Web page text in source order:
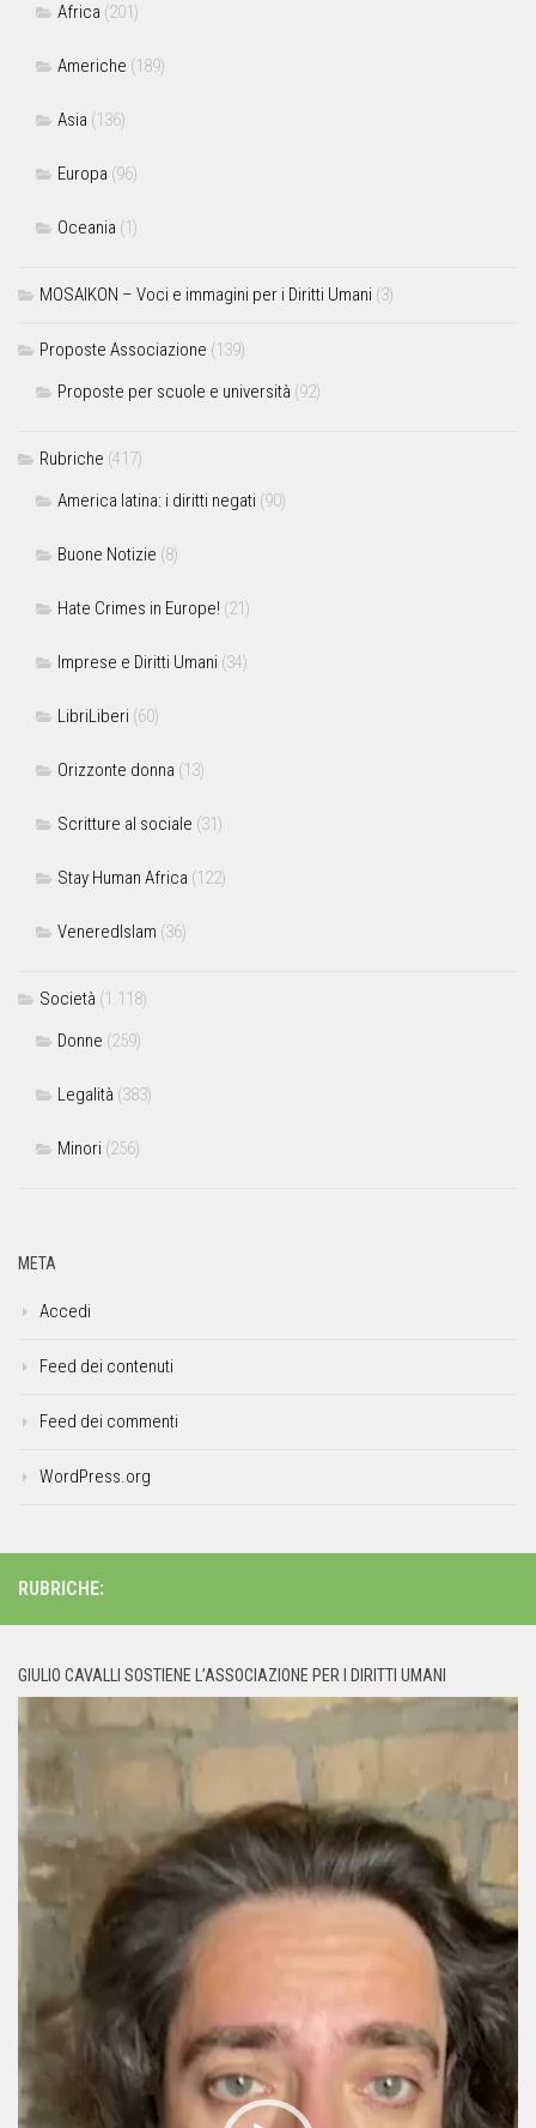
Africa (201)
Americhe (189)
Asia (136)
Europa (96)
Oceania (1)
MOSAIKON – Voci e immagini per i Diritti Umani (3)
Proposte Associazione (139)
Proposte per scuole e università (92)
Rubriche (417)
America latina: i diritti negati (90)
Buone Notizie (8)
Hate Crimes in Europe! (21)
Imprese e Diritti Umani (34)
LibriLiberi (60)
Orizzonte donna (13)
Scritture al sociale (31)
Stay Human Africa (122)
VeneredIslam (36)
Società (1.118)
Donne (259)
Legalità (383)
Minori (256)
META
Accedi
Feed dei contenuti
Feed dei commenti
WordPress.org
RUBRICHE:
GIULIO CAVALLI SOSTIENE L’ASSOCIAZIONE PER I DIRITTI UMANI
Player